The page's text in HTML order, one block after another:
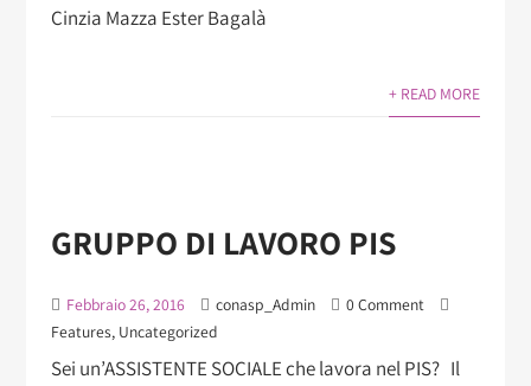
Cinzia Mazza Ester Bagalà
+ READ MORE
GRUPPO DI LAVORO PIS
Febbraio 26, 2016 conasp_Admin
0 Comment
Features, Uncategorized
Sei un’ASSISTENTE SOCIALE che lavora nel PIS? Il